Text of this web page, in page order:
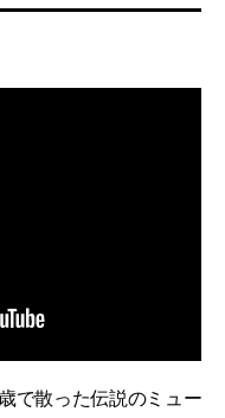
で散った伝説のミュー